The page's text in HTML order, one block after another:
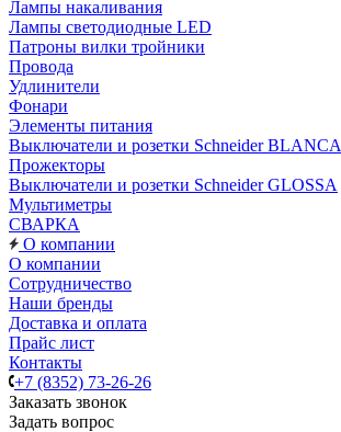
Лампы накаливания
Лампы светодиодные LED
Патроны вилки тройники
Провода
Удлинители
Фонари
Элементы питания
Выключатели и розетки Schneider BLANCA
Прожекторы
Выключатели и розетки Schneider GLOSSA
Мультиметры
СВАРКА
О компании
О компании
Сотрудничество
Наши бренды
Доставка и оплата
Прайс лист
Контакты
+7 (8352) 73-26-26
Заказать звонок
Задать вопрос